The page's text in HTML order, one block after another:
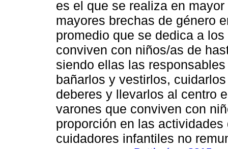
es el que se realiza en
mayores brechas de género
promedio que se dedica a
conviven con niños/as de
siendo ellas las
bañarlos y vestirlos,
deberes y llevarlos al centro
varones que conviven con
proporción en las
cuidadores infantiles no